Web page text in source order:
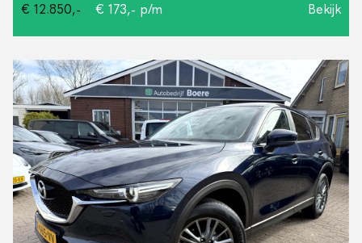
€ 12.850,- € 173,- p/m Bekijk